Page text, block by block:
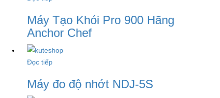
Máy Tạo Khói Pro 900 Hãng
Anchor Chef
Đọc tiếp
Máy đo độ nhớt NDJ-5S